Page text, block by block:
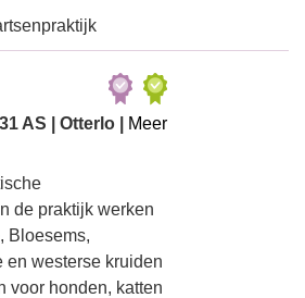
AS | Otterlo |
Meer
de praktijk werken
Bloesems,
en westerse kruiden
voor honden, katten